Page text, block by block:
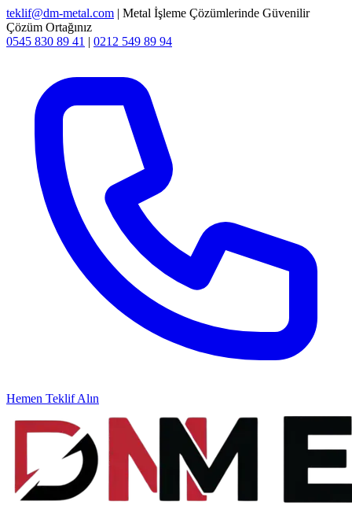
teklif@dm-metal.com | Metal İşleme Çözümlerinde Güvenilir
Çözüm Ortağınız
0545 830 89 41 | 0212 549 89 94
Hemen Teklif Alın